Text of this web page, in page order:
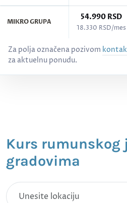
MIKRO GRUPA
54.990 RSD
18.330 RSD/mes
Za polja označena pozivom
za aktuelnu ponudu.
Kurs rumunskog
gradovima